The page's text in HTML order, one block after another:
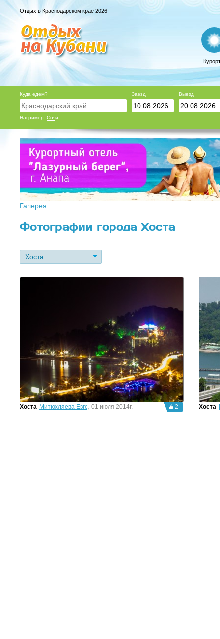
Отдых в Краснодарском крае 2026
Куда едем?
Например: Сочи
Заезд Выезд
Галерея
Фотографии города Хоста
Хоста
Хоста Митюхляева Евгения
, 01 июля 2014г. 2 Хоста